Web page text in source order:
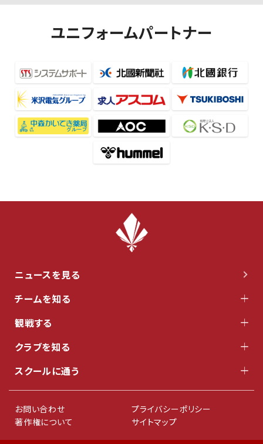
ユニフォームパートナー
ニュースを見る
チームを知る
観戦する
クラブを知る
スクールに通う
お問い合わせ
プライバシーポリシー
著作権について
サイトマップ